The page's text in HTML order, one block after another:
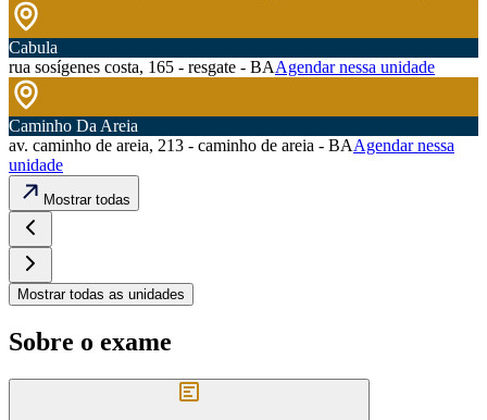
Cabula
rua sosígenes costa, 165 - resgate - BAAgendar nessa unidade
Caminho Da Areia
av. caminho de areia, 213 - caminho de areia - BAAgendar nessa
unidade
Mostrar todas
Mostrar todas as unidades
Sobre o exame